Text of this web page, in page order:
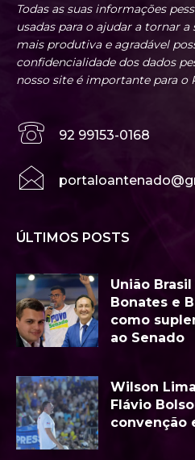
Todas as suas informações
usadas para o ajudar a tornar
mais produtiva e agradável
confidencialidade dos dados
nosso site é importante para o
92 99153-0168
ÚLTIMOS POSTS
União
Bonates e
como
ao Senado
Wilson
Flávio
convenção